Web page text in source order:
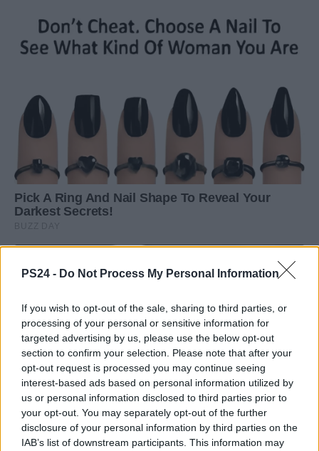
PS24 - Do Not Process My Personal Information
If you wish to opt-out of the sale, sharing to third parties, or
processing of your personal or sensitive information for
targeted advertising by us, please use the below opt-out
section to confirm your selection. Please note that after your
opt-out request is processed you may continue seeing
interest-based ads based on personal information utilized by
us or personal information disclosed to third parties prior to
your opt-out. You may separately opt-out of the further
disclosure of your personal information by third parties on the
IAB’s list of downstream participants. This information may